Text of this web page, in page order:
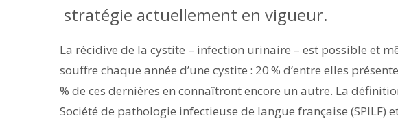
stratégie actuellement en vigueur.
La récidive de la cystite – infection urinaire – est possible et
souffre chaque année d’une cystite : 20 % d’entre elles
% de ces dernières en connaîtront encore un autre. La
Société de pathologie infectieuse de langue française (SPILF)